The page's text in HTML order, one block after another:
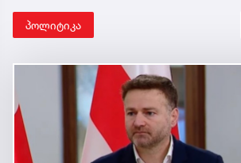
პოლიტიკა